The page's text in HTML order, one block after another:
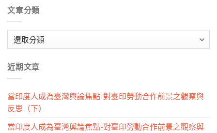
文章分類
類
近期文章
當印度人成為臺灣輿論焦點-對臺印勞動合作前景之觀察與
反思（下）
當印度人成為臺灣輿論焦點-對臺印勞動合作前景之觀察與